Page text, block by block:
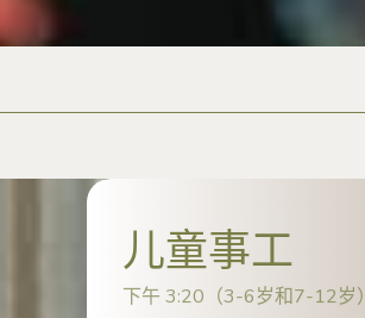
儿童事工
下午 3:20（3-6岁和7-12岁）